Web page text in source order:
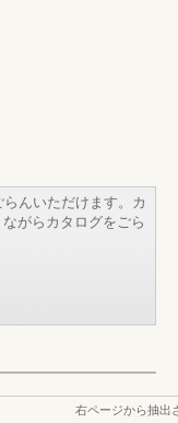
んいただけます。カ
がらカタログをごら
右ページから抽出